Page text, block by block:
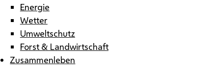
Energie
Wetter
Umweltschutz
Forst & Landwirtschaft
Zusammenleben